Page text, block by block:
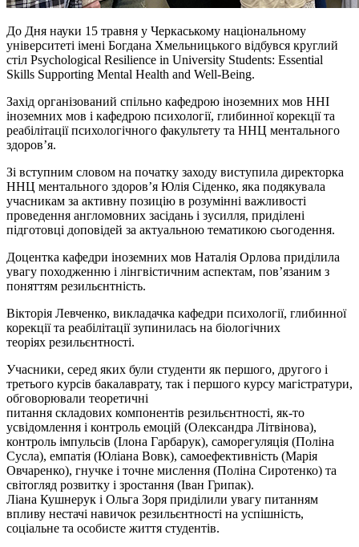
До Дня науки 15 травня у Черкаському національному
університеті імені Богдана Хмельницького відбувся круглий
стіл Psychological Resilience in University Students: Essential
Skills Supporting Mental Health and Well-Being.
Захід організований спільно кафедрою іноземних мов ННІ
іноземних мов і кафедрою психології, глибинної корекції та
реабілітації психологічного факультету та ННЦ ментального
здоров’я.
Зі вступним словом на початку заходу виступила директорка
ННЦ ментального здоров’я Юлія Сіденко, яка подякувала
учасникам за активну позицію в розумінні важливості
проведення англомовних засідань і зусилля, приділені
підготовці доповідей за актуальною тематикою сьогодення.
Доцентка кафедри іноземних мов Наталія Орлова приділила
увагу походженню і лінгвістичним аспектам, пов’язаним з
поняттям резильєнтність.
Вікторія Левченко, викладачка кафедри психології, глибинної
корекції та реабілітації зупинилась на біологічних
теоріях резильєнтності.
Учасники, серед яких були студенти як першого, другого і
третього курсів бакалаврату, так і першого курсу магістратури,
обговорювали теоретичні
питання складових компонентів резильєнтності, як-то
усвідомлення і контроль емоцій (Олександра Літвінова),
контроль імпульсів (Ілона Гарбарук), саморегуляція (Поліна
Сусла), емпатія (Юліана Вовк), самоефективність (Марія
Овчаренко), гнучке і точне мислення (Поліна Сиротенко) та
світогляд розвитку і зростання (Іван Грипак).
Ліана Кушнерук і Ольга Зоря приділили увагу питанням
впливу нестачі навичок резильєнтності на успішність,
соціальне та особисте життя студентів.